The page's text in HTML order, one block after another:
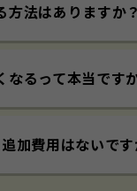
方法はありますか？
なるって本当です
加費用はないです